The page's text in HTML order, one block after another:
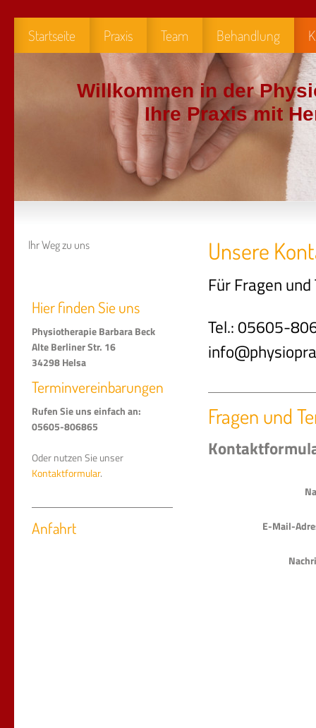
Startseite Praxis Team Behandlung
Willkommen in der
Ihre Praxis mit
Ihr Weg zu uns
Hier finden Sie uns
Physiotherapie Barbara Beck
Alte Berliner Str. 16
34298 Helsa
Terminvereinbarungen
Rufen Sie uns einfach an:
05605-806865
Oder nutzen Sie unser
Kontaktformular.
Anfahrt
Unsere
Für Fragen
Tel.: 05605-
Fragen und
E-Mail-